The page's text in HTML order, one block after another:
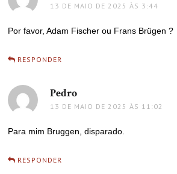
13 DE MAIO DE 2025 ÀS 3:44
Por favor, Adam Fischer ou Frans Brügen ?
RESPONDER
Pedro
13 DE MAIO DE 2025 ÀS 11:02
Para mim Bruggen, disparado.
RESPONDER